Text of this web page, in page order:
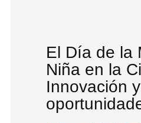
El Día de la
Niña en la
Innovación y